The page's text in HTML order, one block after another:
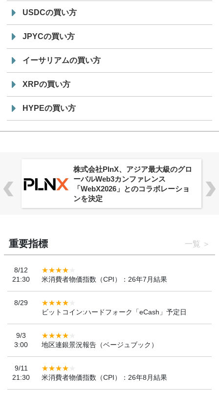
USDCの買い方
JPYCの買い方
イーサリアムの買い方
XRPの買い方
HYPEの買い方
株式会社PlnX、アジア最大級のグロ
ーバルWeb3カンファレンス
「WebX2026」とのコラボレーショ
ンを決定
重要指標 一覧
8/12
21:30
米消費者物価指数（CPI）：26年7月結果
8/29
ビットコイン:ハードフォーク「eCash」予定日
9/3
3:00
地区連銀景況報告（ベージュブック）
9/11
21:30
米消費者物価指数（CPI）：26年8月結果